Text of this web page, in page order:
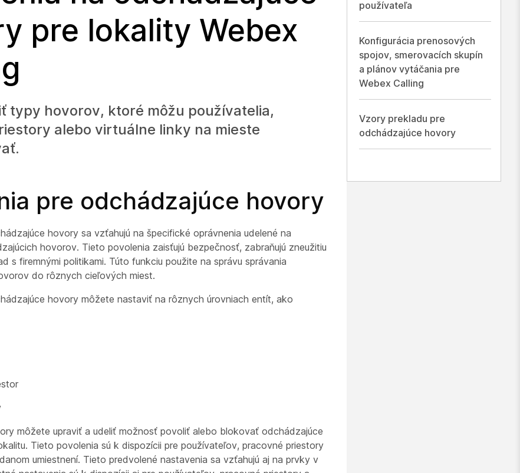
pre lokality Webex
typy hovorov, ktoré môžu používatelia,
alebo virtuálne linky na mieste
pre odchádzajúce hovory
hovory sa vzťahujú na špecifické oprávnenia udelené na
hovorov. Tieto povolenia zaisťujú bezpečnosť, zabraňujú zneužitiu
s firemnými politikami. Túto funkciu použite na správu správania
do rôznych cieľových miest.
hovory môžete nastaviť na rôznych úrovniach entít, ako
môžete upraviť a udeliť možnosť povoliť alebo blokovať odchádzajúce
Tieto povolenia sú k dispozícii pre používateľov, pracovné priestory
umiestnení. Tieto predvolené nastavenia sa vzťahujú aj na prvky v
používateľa
Konfigurácia prenosových
spojov, smerovacích skupín
a plánov vytáčania pre
Webex Calling
Vzory prekladu pre
odchádzajúce hovory